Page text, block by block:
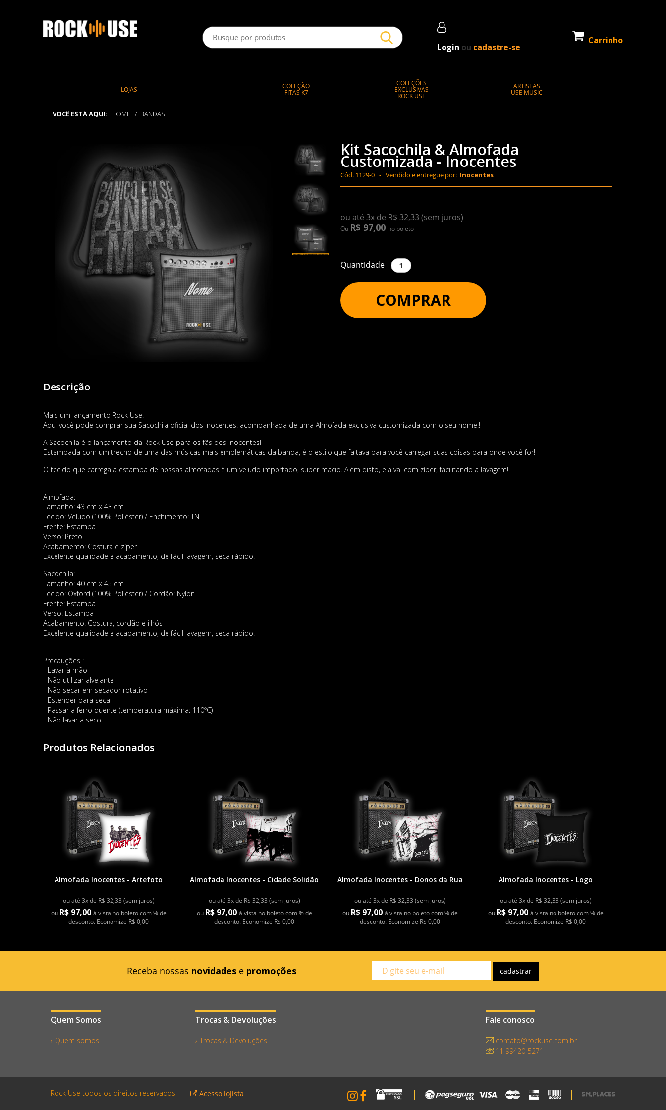
Login ou cadastre-se
Carrinho
LOJAS COLEÇÃO
FITAS K7
COLEÇÕES
EXCLUSIVAS
ROCK USE
ARTISTAS
USE MUSIC
VOCÊ ESTÁ AQUI: HOME BANDAS
Kit Sacochila & Almofada
Customizada - Inocentes
Cód. 1129-0 - Vendido e entregue por: Inocentes
ou até 3x de R$ 32,33 (sem juros)
Ou R$ 97,00 no boleto
Quantidade
COMPRAR
Descrição
Mais um lançamento Rock Use!
Aqui você pode comprar sua Sacochila oficial dos Inocentes! acompanhada de uma Almofada exclusiva customizada com o seu nome!!
A Sacochila é o lançamento da Rock Use para os fãs dos Inocentes!
Estampada com um trecho de uma das músicas mais emblemáticas da banda, é o estilo que faltava para você carregar suas coisas para onde você for!
O tecido que carrega a estampa de nossas almofadas é um veludo importado, super macio. Além disto, ela vai com zíper, facilitando a lavagem!
Almofada:
Tamanho: 43 cm x 43 cm
Tecido: Veludo (100% Poliéster) / Enchimento: TNT
Frente: Estampa
Verso: Preto
Acabamento: Costura e zíper
Excelente qualidade e acabamento, de fácil lavagem, seca rápido.
Sacochila:
Tamanho: 40 cm x 45 cm
Tecido: Oxford (100% Poliéster) / Cordão: Nylon
Frente: Estampa
Verso: Estampa
Acabamento: Costura, cordão e ilhós
Excelente qualidade e acabamento, de fácil lavagem, seca rápido.
Precauções :
- Lavar à mão
- Não utilizar alvejante
- Não secar em secador rotativo
- Estender para secar
- Passar a ferro quente (temperatura máxima: 110ºC)
- Não lavar a seco
Produtos Relacionados
Almofada Inocentes - Artefoto
ou até 3x de R$ 32,33 (sem juros)
ou R$ 97,00 à vista no boleto com % de
desconto. Economize R$ 0,00
Almofada Inocentes - Cidade Solidão
ou até 3x de R$ 32,33 (sem juros)
ou R$ 97,00 à vista no boleto com % de
desconto. Economize R$ 0,00
Almofada Inocentes - Donos da Rua
ou até 3x de R$ 32,33 (sem juros)
ou R$ 97,00 à vista no boleto com % de
desconto. Economize R$ 0,00
Almofada Inocentes - Logo
ou até 3x de R$ 32,33 (sem juros)
ou R$ 97,00 à vista no boleto com % de
desconto. Economize R$ 0,00
Receba nossas novidadese promoções
Quem Somos
Quem somos
Trocas & Devoluções
Trocas & Devoluções
Fale conosco
contato@rockuse.com.br
11 99420-5271
Rock Use todos os direitos reservados Acesso lojista